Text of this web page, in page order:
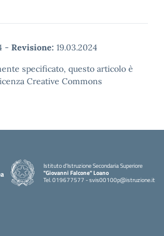
- Revisione: 19.03.2024
specificato, questo articolo è
Creative Commons
Istituto d'Istruzione Secondaria Superiore
"Giovanni Falcone" Loano
Tel. 019677577 - svis00100p@istruzione.it